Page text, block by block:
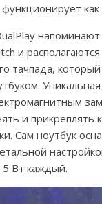
как
напоминают
и
тачпада,
и прикреплять
Сам ноутбук
Вт каждый.